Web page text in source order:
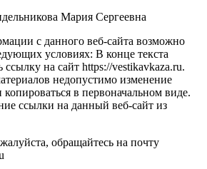
Мария Сергеевна
с данного веб-сайта возможно
условиях: В конце текста
ссылку на сайт https://vestikavkaza.ru.
недопустимо изменение
копироваться в первоначальном виде.
ссылки на данный веб-сайт из
обращайтесь на почту